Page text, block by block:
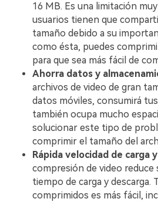
16 MB. Es una limitación
usuarios tienen que
tamaño debido a su
como ésta, puedes
para que sea más fácil de
Ahorra datos y
archivos de video de gran
datos móviles, consumirá
también ocupa mucho
solucionar este tipo de
comprimir el tamaño del
Rápida velocidad de carga
compresión de video reduce
tiempo de carga y descarga.
comprimidos es más fácil,